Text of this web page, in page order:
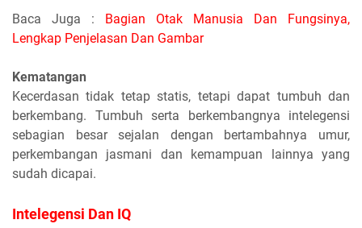
Baca Juga :
Bagian Otak Manusia Dan Fungsinya,
Lengkap Penjelasan Dan Gambar
Kematangan
Kecerdasan tidak tetap statis, tetapi dapat tumbuh dan
berkembang. Tumbuh serta berkembangnya intelegensi
sebagian besar sejalan dengan bertambahnya umur,
perkembangan jasmani dan kemampuan lainnya yang
sudah dicapai.
Intelegensi Dan IQ